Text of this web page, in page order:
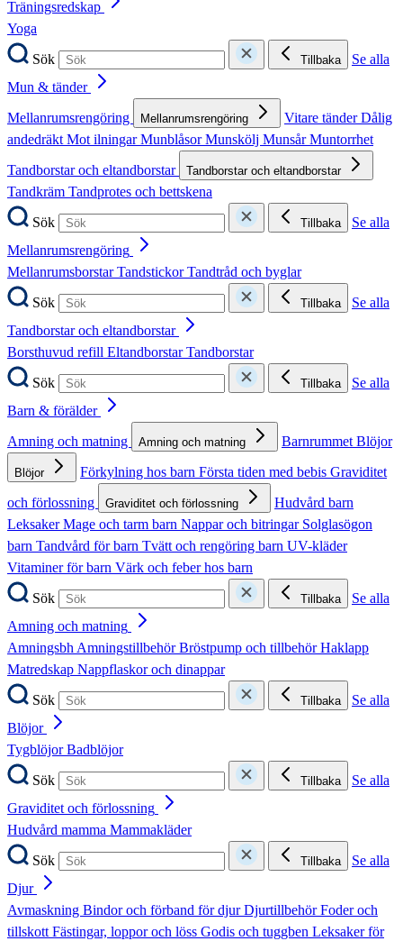
Träningsredskap
Yoga
Sök
Tillbaka
Se alla
Mun & tänder
Mellanrumsrengöring
Mellanrumsrengöring Vitare tänderDålig
andedräktMot ilningarMunblåsorMunskölj MunsårMuntorrhet
Tandborstar och eltandborstar
Tandborstar och eltandborstar
Tandkräm Tandprotes och bettskena
Sök
Tillbaka
Se alla
Mellanrumsrengöring
MellanrumsborstarTandstickorTandtråd och byglar
Sök
Tillbaka
Se alla
Tandborstar och eltandborstar
Borsthuvud refill EltandborstarTandborstar
Sök
Tillbaka
Se alla
Barn & förälder
Amning och matning
Amning och matning BarnrummetBlöjor
Blöjor Förkylning hos barn Första tiden med bebis Graviditet
och förlossning
Graviditet och förlossning
Hudvård barn
LeksakerMage och tarm barn Nappar och bitringar Solglasögon
barn Tandvård för barn Tvätt och rengöring barn UV-kläder
Vitaminer för barn Värk och feber hos barn
Sök
Tillbaka
Se alla
Amning och matning
AmningsbhAmningstillbehörBröstpump och tillbehörHaklapp
Matredskap Nappflaskor och dinappar
Sök
Tillbaka
Se alla
Blöjor
TygblöjorBadblöjor
Sök
Tillbaka
Se alla
Graviditet och förlossning
Hudvård mamma Mammakläder
Sök
Tillbaka
Se alla
Djur
Avmaskning Bindor och förband för djurDjurtillbehörFoder och
tillskottFästingar, loppor och löss Godis och tuggben Leksaker för